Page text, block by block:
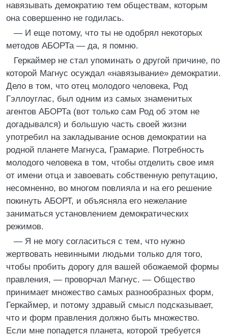
навязывать демократию тем обществам, которым
она совершенно не годилась.
— И еще потому, что ты не одобрял некоторых
методов АБОРТа — да, я помню.
Геркаймер не стал упоминать о другой причине, по
которой Магнус осуждал «навязывание» демократии.
Дело в том, что отец молодого человека, Род
Гэллоуглас, был одним из самых знаменитых
агентов АБОРТа (вот только сам Род об этом не
догадывался) и большую часть своей жизни
употребил на закладывание основ демократии на
родной планете Магнуса, Грамарие. Потребность
молодого человека в том, чтобы отделить свое имя
от имени отца и завоевать собственную репутацию,
несомненно, во многом повлияла и на его решение
покинуть АБОРТ, и объясняла его нежелание
заниматься установлением демократических
режимов.
— Я не могу согласиться с тем, что нужно
жертвовать невинными людьми только для того,
чтобы пробить дорогу для вашей обожаемой формы
правления, — проворчал Магнус. — Общество
принимает множество самых разнообразных форм,
Геркаймер, и потому здравый смысл подсказывает,
что и форм правления должно быть множество.
Если мне попадется планета, которой требуется